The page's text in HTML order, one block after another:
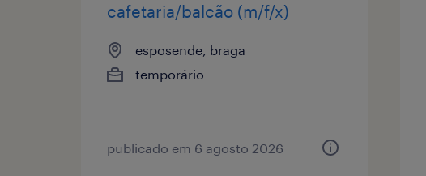
cafetaria/balcão (m/f/x)
esposende, braga
temporário
publicado em 6 agosto 2026